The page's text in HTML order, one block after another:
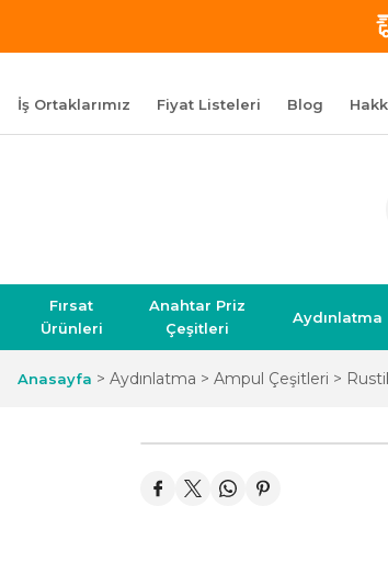
İş Ortaklarımız Fiyat Listeleri Blog
Fırsat
Ürünleri
Anahtar Priz
Çeşitleri
Aydınlatma
Anasayfa Aydınlatma Ampul Çeşitleri